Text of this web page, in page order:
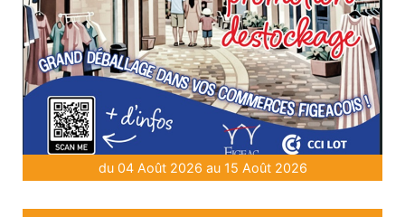
du 04 Août 2026 au 15 Août 2026